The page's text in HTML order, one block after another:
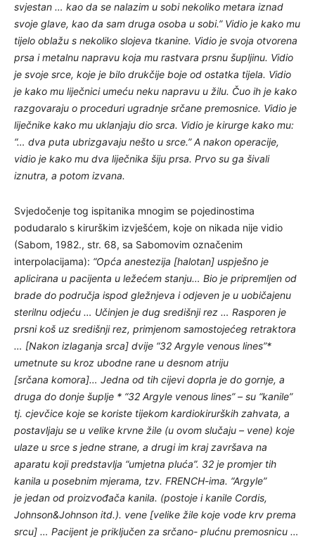
svjestan … kao da se nalazim u sobi nekoliko metara iznad
svoje glave, kao da sam druga osoba u sobi.” Vidio je kako mu
tijelo oblažu s nekoliko slojeva tkanine. Vidio je svoja otvorena
prsa i metalnu napravu koja mu rastvara prsnu šupljinu. Vidio
je svoje srce, koje je bilo drukčije boje od ostatka tijela. Vidio
je kako mu liječnici umeću neku napravu u žilu. Čuo ih je kako
razgovaraju o proceduri ugradnje srčane premosnice. Vidio je
liječnike kako mu uklanjaju dio srca. Vidio je kirurge kako mu:
“… dva puta ubrizgavaju nešto u srce.” A nakon operacije,
vidio je kako mu dva liječnika šiju prsa. Prvo su ga šivali
iznutra, a potom izvana.
Svjedočenje tog ispitanika mnogim se pojedinostima
podudaralo s kirurškim izvješćem, koje on nikada nije vidio
(Sabom, 1982., str. 68, sa Sabomovim označenim
interpolacijama): “Opća anestezija [halotan] uspješno je
aplicirana u pacijenta u ležećem stanju… Bio je pripremljen od
brade do područja ispod gležnjeva i odjeven je u uobičajenu
sterilnu odjeću … Učinjen je dug središnji rez … Rasporen je
prsni koš uz središnji rez, primjenom samostojećeg retraktora
… [Nakon izlaganja srca] dvije “32 Argyle venous lines”*
umetnute su kroz ubodne rane u desnom atriju
[srčana komora]… Jedna od tih cijevi doprla je do gornje, a
druga do donje šuplje * “32 Argyle venous lines” – su “kanile”
tj. cjevčice koje se koriste tijekom kardiokirurških zahvata, a
postavljaju se u velike krvne žile (u ovom slučaju – vene) koje
ulaze u srce s jedne strane, a drugi im kraj završava na
aparatu koji predstavlja “umjetna pluća”. 32 je promjer tih
kanila u posebnim mjerama, tzv. FRENCH-ima. “Argyle”
je jedan od proizvođača kanila. (postoje i kanile Cordis,
Johnson&Johnson itd.). vene [velike žile koje vode krv prema
srcu] … Pacijent je priključen za srčano- plućnu premosnicu …